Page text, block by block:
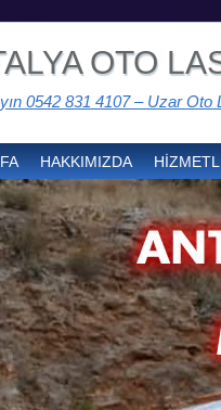
OTO
0542 831 4107 – Uzar Oto
HAKKIMIZDA